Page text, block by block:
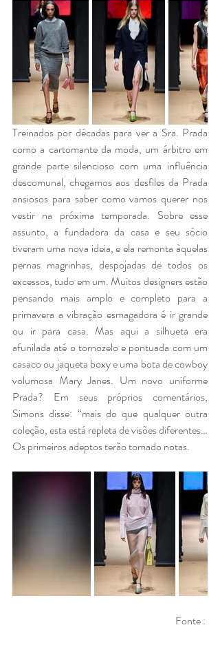
Treinados por décadas para ver a Sra. Prada
como a cartomante da moda, um árbitro em
grande parte silencioso com uma influência
descomunal, chegamos aos desfiles da Prada
ansiosos para saber como vamos querer nos
vestir na próxima temporada. Sobre esse
assunto, a fundadora da casa e seu sócio
tiveram uma nova ideia, e ela remonta àquelas
pernas magrinhas, despojadas de todos os
excessos, tudo em um. Muitos designers estão
pensando mais amplo e completo para a
primavera a vibração esmagadora é ir grande
ou ir para casa. Mas aqui a silhueta era
afunilada até o tornozelo e pontuada com um
casaco ou jaqueta boxy e uma bota de cowboy
volumosa Mary Janes. Um novo uniforme
Prada? Em seus próprios comentários,
Simons disse: “mais do que qualquer outra
coleção, esta está repleta de visões diferentes…
Os primeiros adeptos terão tomado notas.
Fonte :